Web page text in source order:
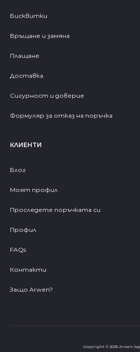
Бисквитки
Връщане и замяна
Плащане
Доставка
Сигурност и доверие
Формуляр за отказ на поръчка
КЛИЕНТИ
Блог
Моят профил
Проследете поръчката си
Профил
FAQs
Контакти
Защо Arwen?
Copyright © 2025 Arwen.bg